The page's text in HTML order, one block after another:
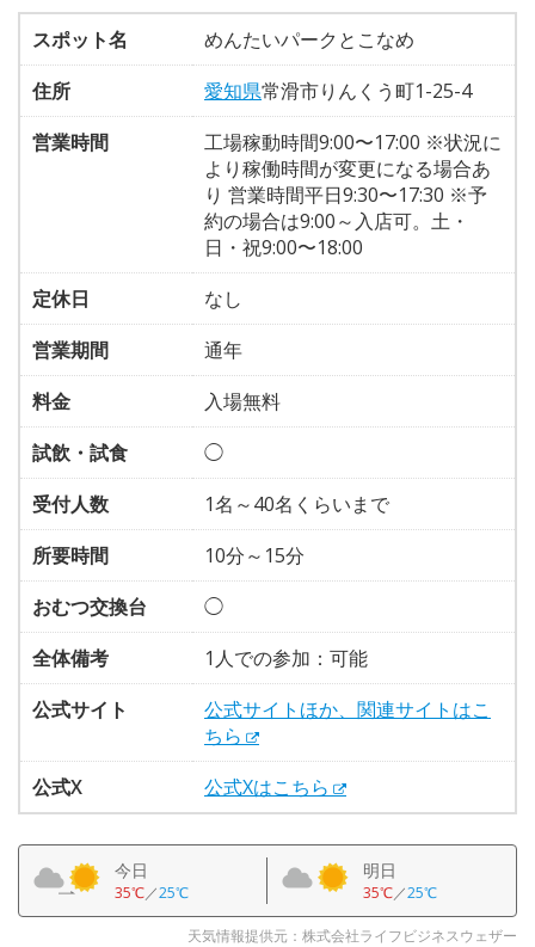
スポット名
めんたいパークとこなめ
住所
愛知県常滑市りんくう町1-25-4
営業時間
工場稼動時間9:00〜17:00 ※状況に
より稼働時間が変更になる場合あ
り 営業時間平日9:30〜17:30 ※予
約の場合は9:00～入店可。土・
日・祝9:00〜18:00
定休日
なし
営業期間
通年
料金
入場無料
試飲・試食
◯
受付人数
1名～40名くらいまで
所要時間
10分～15分
おむつ交換台
◯
全体備考
1人での参加：可能
公式サイト
公式サイトほか、関連サイトはこ
ちら
公式X
公式Xはこちら
今日
35℃／25℃
明日
35℃／25℃
天気情報提供元：株式会社ライフビジネスウェザー